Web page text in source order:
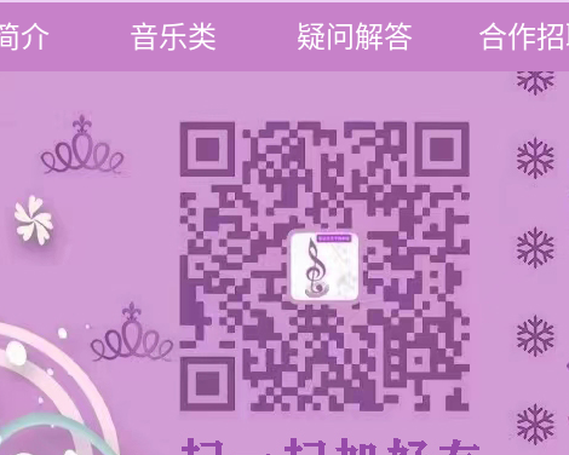
介 音乐类 疑问解答 合作